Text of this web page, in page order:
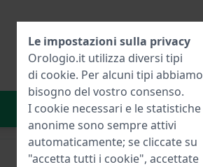
Aggiungi al carrello
Le impostazioni sulla privacy
Orologio.it utilizza diversi tipi
di cookie. Per alcuni tipi abbiamo
bisogno del vostro consenso.
I cookie necessari e le statistiche
anonime sono sempre attivi
automaticamente; se cliccate su
"accetta tutti i cookie", accettate